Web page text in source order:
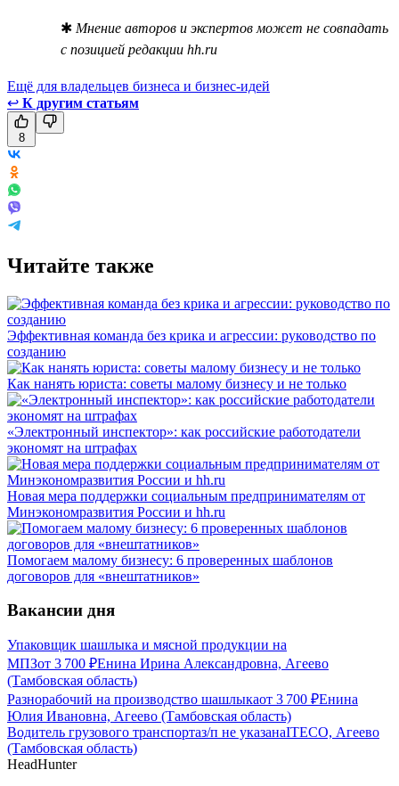
✱ Мнение авторов и экспертов может не совпадать
с позицией редакции hh.ru
Ещё для владельцев бизнеса и бизнес-идей
↩ К другим статьям
8
Читайте также
Эффективная команда без крика и агрессии: руководство по
созданию
Как нанять юриста: советы малому бизнесу и не только
«Электронный инспектор»: как российские работодатели
экономят на штрафах
Новая мера поддержки социальным предпринимателям от
Минэкономразвития России и hh.ru
Помогаем малому бизнесу: 6 проверенных шаблонов
договоров для «внештатников»
Вакансии дня
Упаковщик шашлыка и мясной продукции на
МПЗот 3 700 ₽Енина Ирина Александровна, Агеево
(Тамбовская область)
Разнорабочий на производство шашлыкаот 3 700 ₽Енина
Юлия Ивановна, Агеево (Тамбовская область)
Водитель грузового транспортаз/п не указанаITECO, Агеево
(Тамбовская область)
HeadHunter